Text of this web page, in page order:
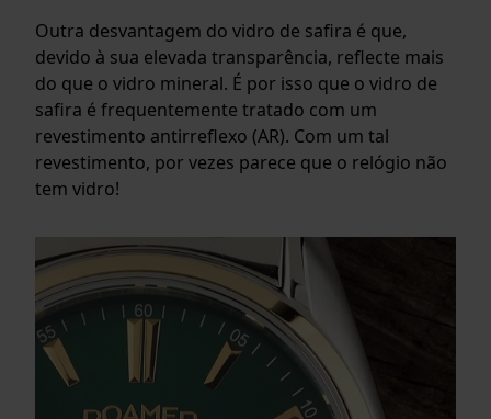
Outra desvantagem do vidro de safira é que,
devido à sua elevada transparência, reflecte mais
do que o vidro mineral. É por isso que o vidro de
safira é frequentemente tratado com um
revestimento antirreflexo (AR). Com um tal
revestimento, por vezes parece que o relógio não
tem vidro!